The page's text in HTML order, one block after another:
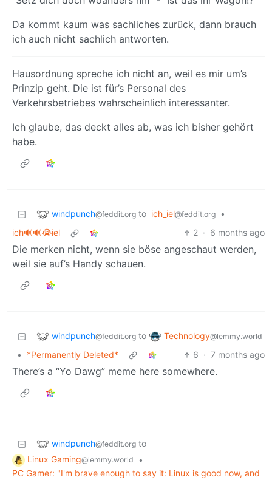
Da kommt kaum was sachliches zurück, dann brauch
ich auch nicht sachlich antworten.
Hausordnung spreche ich nicht an, weil es mir um’s
Prinzip geht. Die ist für’s Personal des
Verkehrsbetriebes wahrscheinlich interessanter.
Ich glaube, das deckt alles ab, was ich bisher gehört
habe.
windpunch@feddit.org to ich_iel@feddit.org
•
ich🔊🔊😭iel
2 · 6 months ago
Die merken nicht, wenn sie böse angeschaut werden,
weil sie auf’s Handy schauen.
windpunch@feddit.org to Technology@lemmy.world
• *Permanently Deleted* 6 · 7 months ago
There’s a “Yo Dawg” meme here somewhere.
windpunch@feddit.org to
Linux Gaming@lemmy.world
•
PC Gamer: "I'm brave enough to say it: Linux is good now, and